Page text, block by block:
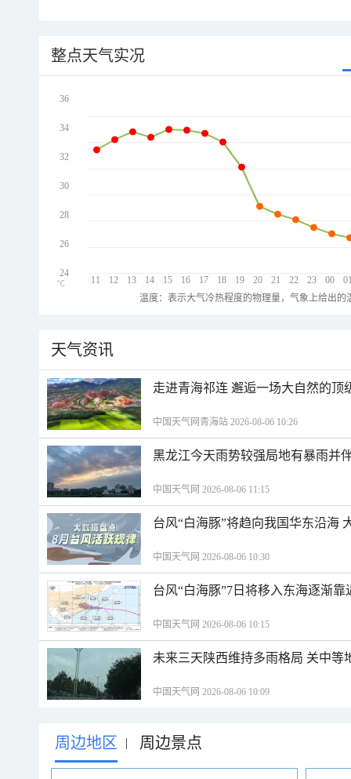
整点天气实况
11 12 13 14 15 16 17 18 19 20 21 22 23 00
36
34
32
30
28
26
24
℃
温度：表示大气冷热程度的物理量，气象上给出
天气资讯
走进青海祁连 邂逅一场大自然的顶
中国天气网青海站 2026-08-06 10:26
黑龙江今天雨势较强局地有暴雨并
中国天气网 2026-08-06 11:15
台风“白海豚”将趋向我国华东沿海
中国天气网 2026-08-06 10:30
台风“白海豚”7日将移入东海逐渐
中国天气网 2026-08-06 10:15
未来三天陕西维持多雨格局 关中等
中国天气网 2026-08-06 10:09
周边地区 | 周边景点